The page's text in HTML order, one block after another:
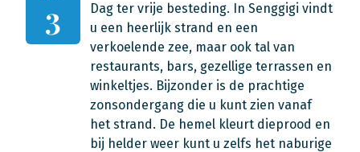
3
Dag ter vrije besteding. In Senggigi vindt
u een heerlijk strand en een
verkoelende zee, maar ook tal van
restaurants, bars, gezellige terrassen en
winkeltjes. Bijzonder is de prachtige
zonsondergang die u kunt zien vanaf
het strand. De hemel kleurt dieprood en
bij helder weer kunt u zelfs het naburige